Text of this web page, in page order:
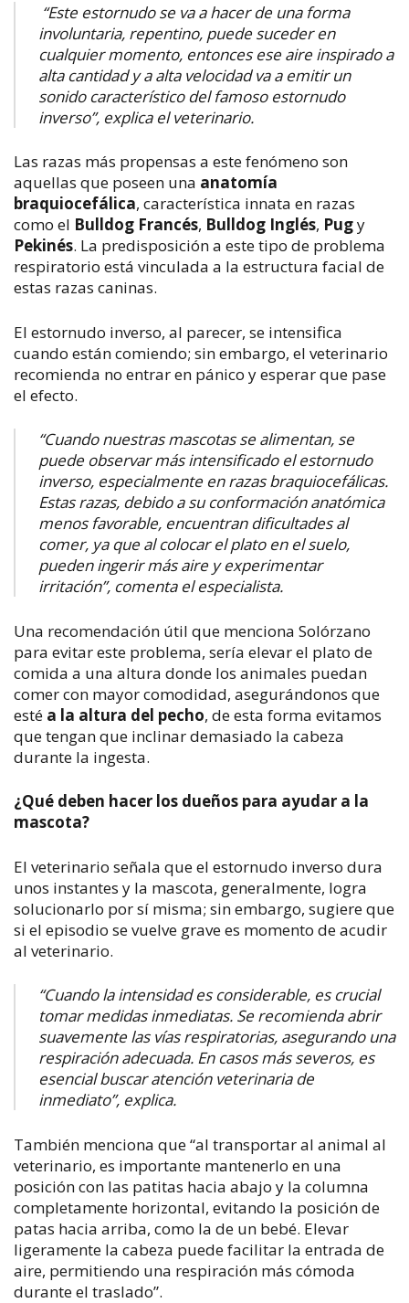
“Este estornudo se va a hacer de una forma
involuntaria, repentino, puede suceder en
cualquier momento, entonces ese aire inspirado a
alta cantidad y a alta velocidad va a emitir un
sonido característico del famoso estornudo
inverso”, explica el veterinario.
Las razas más propensas a este fenómeno son
aquellas que poseen una anatomía
braquiocefálica, característica innata en razas
como el Bulldog Francés, Bulldog Inglés, Pugy
Pekinés. La predisposición a este tipo de problema
respiratorio está vinculada a la estructura facial de
estas razas caninas.
El estornudo inverso, al parecer, se intensifica
cuando están comiendo; sin embargo, el veterinario
recomienda no entrar en pánico y esperar que pase
el efecto.
“Cuando nuestras mascotas se alimentan, se
puede observar más intensificado el estornudo
inverso, especialmente en razas braquiocefálicas.
Estas razas, debido a su conformación anatómica
menos favorable, encuentran dificultades al
comer, ya que al colocar el plato en el suelo,
pueden ingerir más aire y experimentar
irritación”, comenta el especialista.
Una recomendación útil que menciona Solórzano
para evitar este problema, sería elevar el plato de
comida a una altura donde los animales puedan
comer con mayor comodidad, asegurándonos que
esté a la altura del pecho, de esta forma evitamos
que tengan que inclinar demasiado la cabeza
durante la ingesta.
¿Qué deben hacer los dueños para ayudar a la
mascota?
El veterinario señala que el estornudo inverso dura
unos instantes y la mascota, generalmente, logra
solucionarlo por sí misma; sin embargo, sugiere que
si el episodio se vuelve grave es momento de acudir
al veterinario.
“Cuando la intensidad es considerable, es crucial
tomar medidas inmediatas. Se recomienda abrir
suavemente las vías respiratorias, asegurando una
respiración adecuada. En casos más severos, es
esencial buscar atención veterinaria de
inmediato”, explica.
También menciona que “al transportar al animal al
veterinario, es importante mantenerlo en una
posición con las patitas hacia abajo y la columna
completamente horizontal, evitando la posición de
patas hacia arriba, como la de un bebé. Elevar
ligeramente la cabeza puede facilitar la entrada de
aire, permitiendo una respiración más cómoda
durante el traslado”.